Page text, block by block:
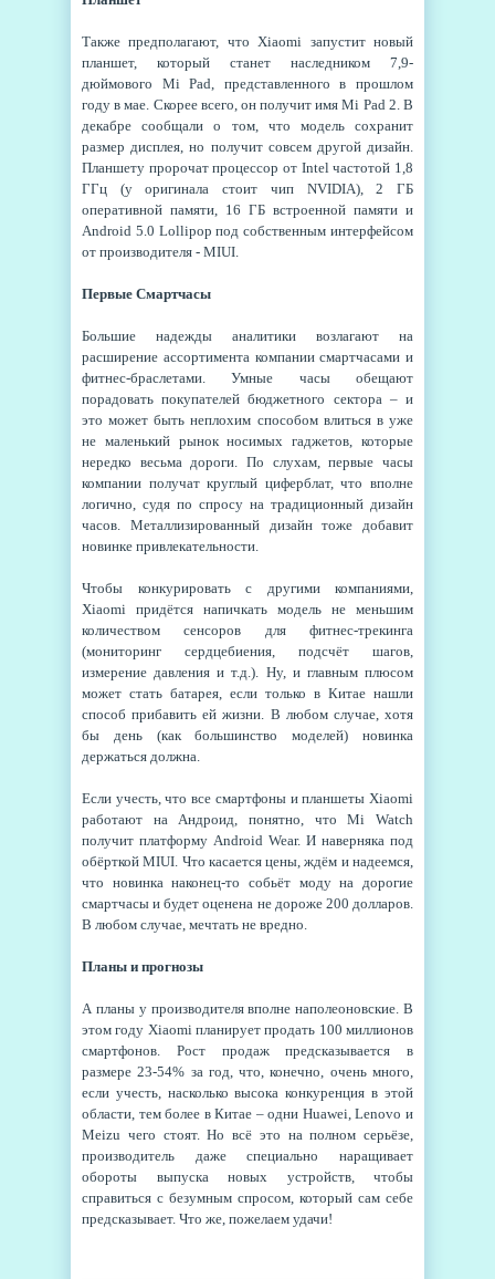
Также предполагают, что Xiaomi запустит новый
планшет, который станет наследником 7,9-
дюймового Mi Pad, представленного в прошлом
году в мае. Скорее всего, он получит имя Mi Pad 2. В
декабре сообщали о том, что модель сохранит
размер дисплея, но получит совсем другой дизайн.
Планшету пророчат процессор от Intel частотой 1,8
ГГц (у оригинала стоит чип NVIDIA), 2 ГБ
оперативной памяти, 16 ГБ встроенной памяти и
Android 5.0 Lollipop под собственным интерфейсом
от производителя - MIUI.
Первые Смартчасы
Большие надежды аналитики возлагают на
расширение ассортимента компании смартчасами и
фитнес-браслетами. Умные часы обещают
порадовать покупателей бюджетного сектора – и
это может быть неплохим способом влиться в уже
не маленький рынок носимых гаджетов, которые
нередко весьма дороги. По слухам, первые часы
компании получат круглый циферблат, что вполне
логично, судя по спросу на традиционный дизайн
часов. Металлизированный дизайн тоже добавит
новинке привлекательности.
Чтобы конкурировать с другими компаниями,
Xiaomi придётся напичкать модель не меньшим
количеством сенсоров для фитнес-трекинга
(мониторинг сердцебиения, подсчёт шагов,
измерение давления и т.д.). Ну, и главным плюсом
может стать батарея, если только в Китае нашли
способ прибавить ей жизни. В любом случае, хотя
бы день (как большинство моделей) новинка
держаться должна.
Если учесть, что все смартфоны и планшеты Xiaomi
работают на Андроид, понятно, что Mi Watch
получит платформу Android Wear. И наверняка под
обёрткой MIUI. Что касается цены, ждём и надеемся,
что новинка наконец-то собьёт моду на дорогие
смартчасы и будет оценена не дороже 200 долларов.
В любом случае, мечтать не вредно.
Планы и прогнозы
А планы у производителя вполне наполеоновские. В
этом году Xiaomi планирует продать 100 миллионов
смартфонов. Рост продаж предсказывается в
размере 23-54% за год, что, конечно, очень много,
если учесть, насколько высока конкуренция в этой
области, тем более в Китае – одни Huawei, Lenovo и
Meizu чего стоят. Но всё это на полном серьёзе,
производитель даже специально наращивает
обороты выпуска новых устройств, чтобы
справиться с безумным спросом, который сам себе
предсказывает. Что же, пожелаем удачи!